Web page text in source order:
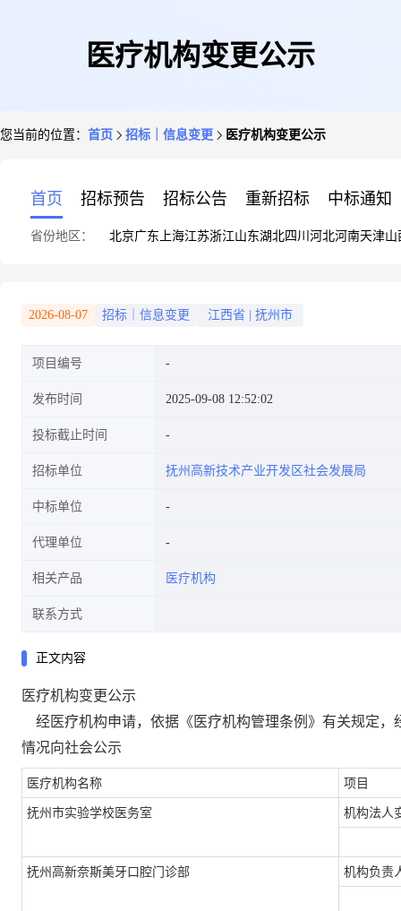
医疗机构变更公示
您当前的位置： 首页 招标｜信息变更 医疗机构变更公示
首页 招标预告 招标公告 重新招标 中标通知
省份地区： 北京广东 上海江苏浙江山东湖北四川 河北河南天津山
2026-08-07 招标｜信息变更 江西省 抚州市
项目编号
发布时间 2025-09-08 12:52:02
投标截止时间
招标单位 抚州高新技术产业开发区社会发展局
中标单位
代理单位
相关产品 医疗机构
联系方式
正文内容
医疗机构变更公示
经医疗机构申请，依据《医疗机构管理条例》有关规定，
情况向社会公示
医疗机构名称 项目
抚州市实验学校医务室 机构法人
抚州高新奈斯美牙口腔门诊部 机构负责